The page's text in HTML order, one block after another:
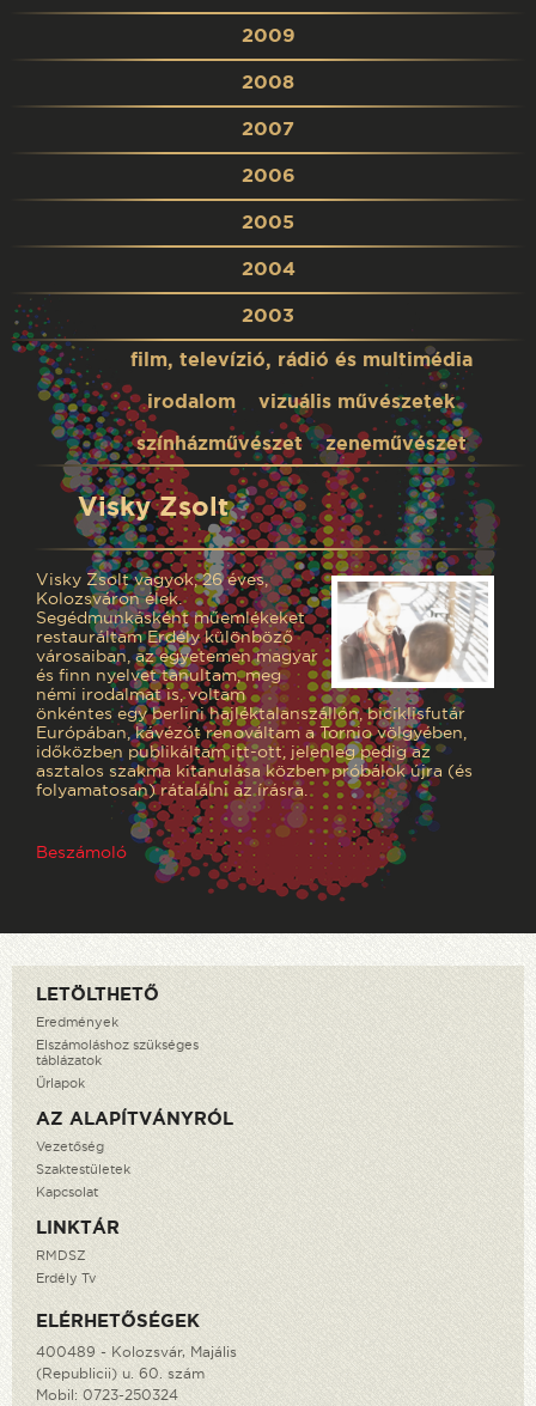
2009
2008
2007
2006
2005
2004
2003
film, televízió, rádió és multimédia
irodalom
vizuális művészetek
színházművészet
zeneművészet
Visky Zsolt
Visky Zsolt vagyok, 26 éves,
Kolozsváron élek.
Segédmunkásként műemlékeket
restauráltam Erdély különböző
városaiban, az egyetemen magyar
és finn nyelvet tanultam, meg
némi irodalmat is, voltam
önkéntes egy berlini hajléktalanszállón, biciklisfutár
Európában, kávézót renováltam a Tornio völgyében,
időközben publikáltam itt-ott, jelenleg pedig az
asztalos szakma kitanulása közben próbálok újra (és
folyamatosan) rátalálni az írásra.
Beszámoló
LETÖLTHETŐ
Eredmények
Elszámoláshoz szükséges
táblázatok
Űrlapok
AZ ALAPÍTVÁNYRÓL
Vezetőség
Szaktestületek
Kapcsolat
LINKTÁR
RMDSZ
Erdély Tv
ELÉRHETŐSÉGEK
400489 - Kolozsvár, Majális
(Republicii) u. 60. szám
Mobil: 0723-250324